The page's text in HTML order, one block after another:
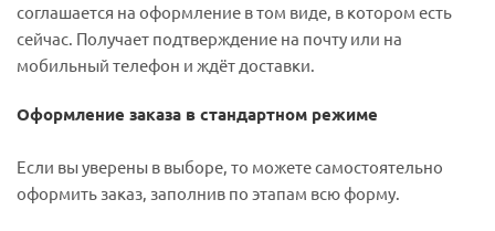
соглашается на оформление в том виде, в котором есть
сейчас. Получает подтверждение на почту или на
мобильный телефон и ждёт доставки.
Оформление заказа в стандартном режиме
Если вы уверены в выборе, то можете самостоятельно
оформить заказ, заполнив по этапам всю форму.